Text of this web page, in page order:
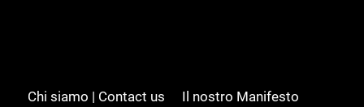
Chi siamo | Contact us Il nostro Manifesto